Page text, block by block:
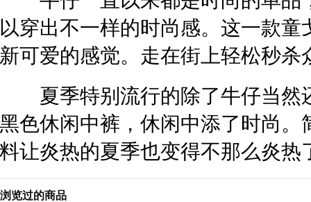
以穿出不一样的时尚感。这一款
新可爱的感觉。走在街上轻松秒杀
夏季特别流行的除了牛仔当然还
黑色休闲中裤，休闲中添了时尚
料让炎热的夏季也变得不那么炎热
浏览过的商品